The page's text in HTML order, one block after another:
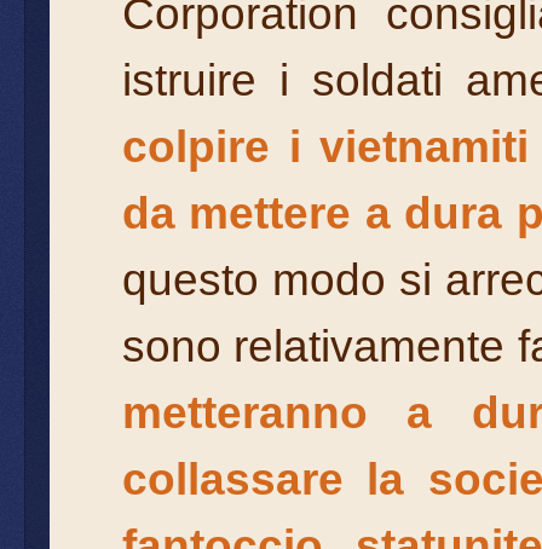
Corporation
istruire i soldati
colpire i
da mettere a dura
questo modo si
sono relativamente
metteranno a
collassare la